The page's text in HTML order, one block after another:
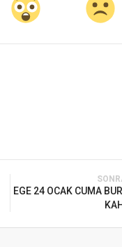
EGE 24 OCAK CUMA